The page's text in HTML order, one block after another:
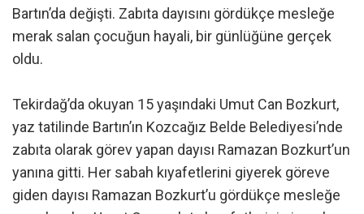
Bartın’da değişti. Zabıta dayısını gördükçe mesleğe
merak salan çocuğun hayali, bir günlüğüne gerçek
oldu.
Tekirdağ’da okuyan 15 yaşındaki Umut Can Bozkurt,
yaz tatilinde Bartın’ın Kozcağız Belde Belediyesi’nde
zabıta olarak görev yapan dayısı Ramazan Bozkurt’un
yanına gitti. Her sabah kıyafetlerini giyerek göreve
giden dayısı Ramazan Bozkurt’u gördükçe mesleğe